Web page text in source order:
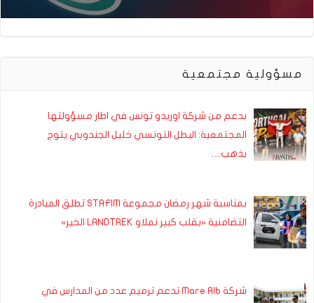
مسؤولية مجتمعية
بدعم من شركة اوريدو تونس في اطار مسؤولتها
المجتمعية: البطل التونسي خليل الجندوبي يتوج
بذهب…
بمناسبة شهر رمضان مجموعة STAFIM تطلق المبادرة
التضامنية «بقلب كبير نملاو LANDTREK الخير»
شركة Mare Alb تدعم ترميم عدد من المدارس في